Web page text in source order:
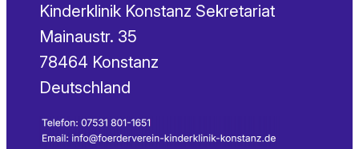
Kinderklinik Konstanz Sekretariat
Mainaustr. 35
78464 Konstanz
Deutschland